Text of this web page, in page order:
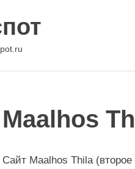
Maalhos
Сайт Maalhos Thila